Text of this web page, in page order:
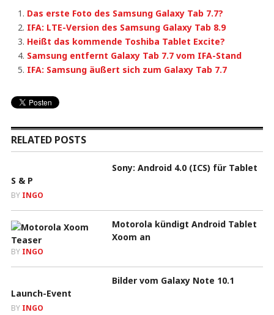
Das erste Foto des Samsung Galaxy Tab 7.7?
IFA: LTE-Version des Samsung Galaxy Tab 8.9
Heißt das kommende Toshiba Tablet Excite?
Samsung entfernt Galaxy Tab 7.7 vom IFA-Stand
IFA: Samsung äußert sich zum Galaxy Tab 7.7
RELATED POSTS
Sony: Android 4.0 (ICS) für Tablet
S & P
BY INGO
Motorola kündigt Android Tablet
Xoom an
BY INGO
Bilder vom Galaxy Note 10.1
Launch-Event
BY INGO